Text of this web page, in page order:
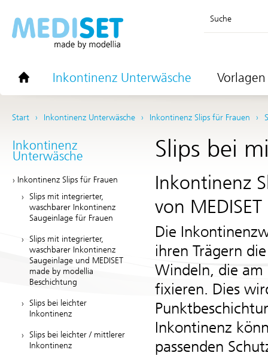
Suche
Inkontinenz Unterwäsche
Start Inkontinenz Unterwäsche Inkontinenz Slips für Frauen
Inkontinenz
Unterwäsche
Inkontinenz Slips für Frauen
Slips mit integrierter,
waschbarer Inkontinenz
Saugeinlage für Frauen
Slips mit integrierter,
waschbarer Inkontinenz
Saugeinlage und MEDISET
made by modellia
Beschichtung
Slips bei leichter
Inkontinenz
Slips bei leichter / mittlerer
Inkontinenz
Slips bei
Inkontinenz
von
Die
ihren Trägern
Windeln, die
fixieren. Dies
Inkontinenz
passenden